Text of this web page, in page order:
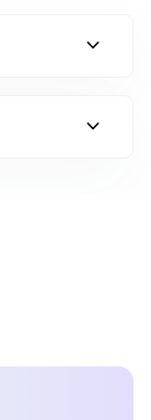
expand_more
expand_more